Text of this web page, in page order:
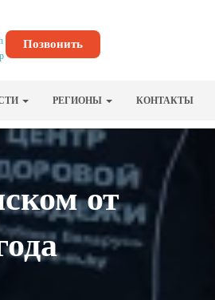
Позвонить
РЕГИОНЫ КОНТАКТЫ
от